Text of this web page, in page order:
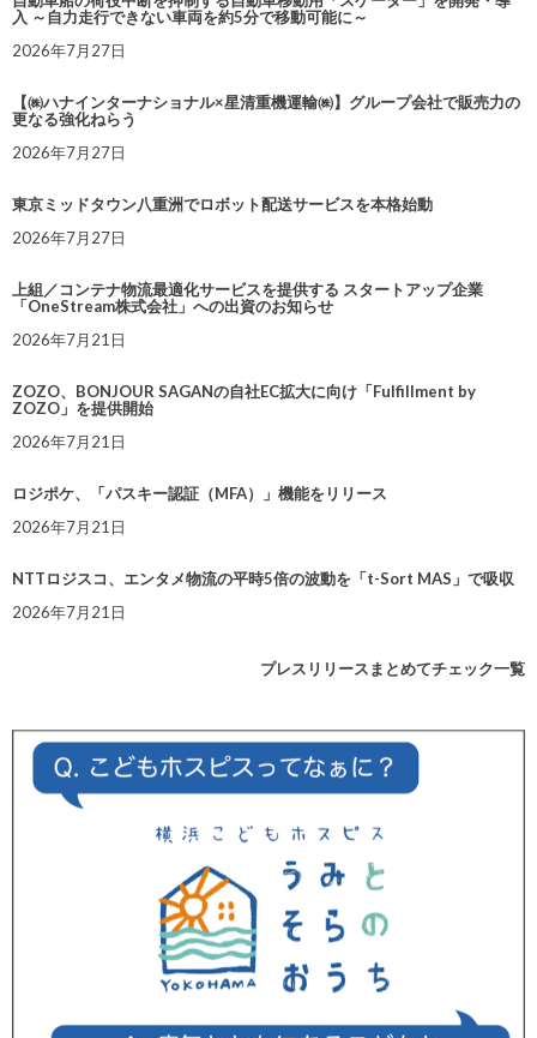
入 ～自力走行できない車両を約5分で移動可能に～
2026年7月27日
【㈱ハナインターナショナル×星清重機運輸㈱】グループ会社で販売力の
更なる強化ねらう
2026年7月27日
東京ミッドタウン八重洲でロボット配送サービスを本格始動
2026年7月27日
上組／コンテナ物流最適化サービスを提供する スタートアップ企業
「OneStream株式会社」への出資のお知らせ
2026年7月21日
ZOZO、BONJOUR SAGANの自社EC拡大に向け「Fulfillment by
ZOZO」を提供開始
2026年7月21日
ロジポケ、「パスキー認証（MFA）」機能をリリース
2026年7月21日
NTTロジスコ、エンタメ物流の平時5倍の波動を「t-Sort MAS」で吸収
2026年7月21日
プレスリリースまとめてチェック一覧